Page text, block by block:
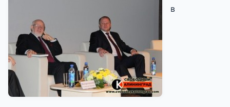
в